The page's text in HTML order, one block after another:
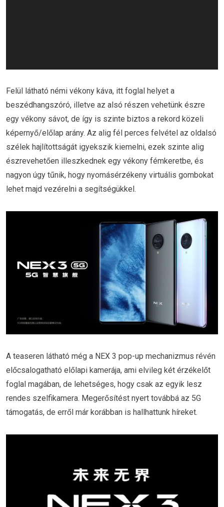
Felül látható némi vékony káva, itt foglal helyet a
beszédhangszóró, illetve az alsó részen vehetünk észre
egy vékony sávot, de így is szinte biztos a rekord közeli
képernyő/előlap arány. Az alig fél perces felvétel az oldalsó
szélek hajlítottságát igyekszik kiemelni, ezek szinte alig
észrevehetően illeszkednek egy vékony fémkeretbe, és
nagyon úgy tűnik, hogy nyomásérzékeny virtuális gombokat
lehet majd vezérelni a segítségükkel.
A teaseren látható még a NEX 3 pop-up mechanizmus révén
előcsalogatható előlapi kamerája, ami elvileg két érzékelőt
foglal magában, de lehetséges, hogy csak az egyik lesz
rendes szelfikamera. Megerősítést nyert továbbá az 5G
támogatás, de erről már korábban is hallhattunk híreket.